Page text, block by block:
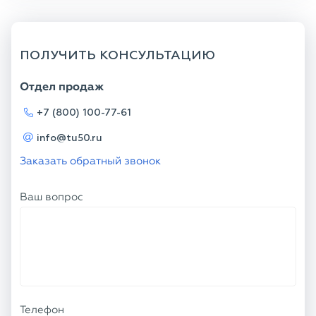
ПОЛУЧИТЬ КОНСУЛЬТАЦИЮ
Отдел продаж
+7 (800) 100-77-61
info@tu50.ru
Заказать обратный звонок
Ваш вопрос